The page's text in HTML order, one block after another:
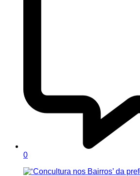
0